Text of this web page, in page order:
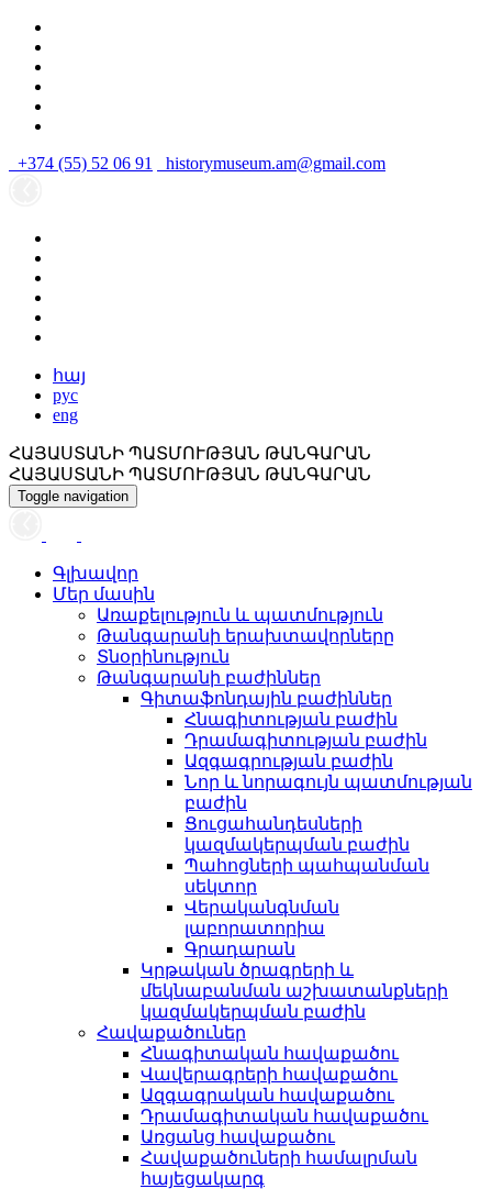
+374 (55) 52 06 91 historymuseum.am@gmail.com
հայ
рус
eng
ՀԱՅԱՍՏԱՆԻ ՊԱՏՄՈՒԹՅԱՆ ԹԱՆԳԱՐԱՆ
ՀԱՅԱՍՏԱՆԻ ՊԱՏՄՈՒԹՅԱՆ ԹԱՆԳԱՐԱՆ
Toggle navigation
Գլխավոր
Մեր մասին
Առաքելություն և պատմություն
Թանգարանի երախտավորները
Տնօրինություն
Թանգարանի բաժիններ
Գիտաֆոնդային բաժիններ
Հնագիտության բաժին
Դրամագիտության բաժին
Ազգագրության բաժին
Նոր և նորագույն պատմության
բաժին
Ցուցահանդեսների
կազմակերպման բաժին
Պահոցների պահպանման
սեկտոր
Վերականգնման
լաբորատորիա
Գրադարան
Կրթական ծրագրերի և
մեկնաբանման աշխատանքների
կազմակերպման բաժին
Հավաքածուներ
Հնագիտական հավաքածու
Վավերագրերի հավաքածու
Ազգագրական հավաքածու
Դրամագիտական հավաքածու
Առցանց հավաքածու
Հավաքածուների համալրման
հայեցակարգ